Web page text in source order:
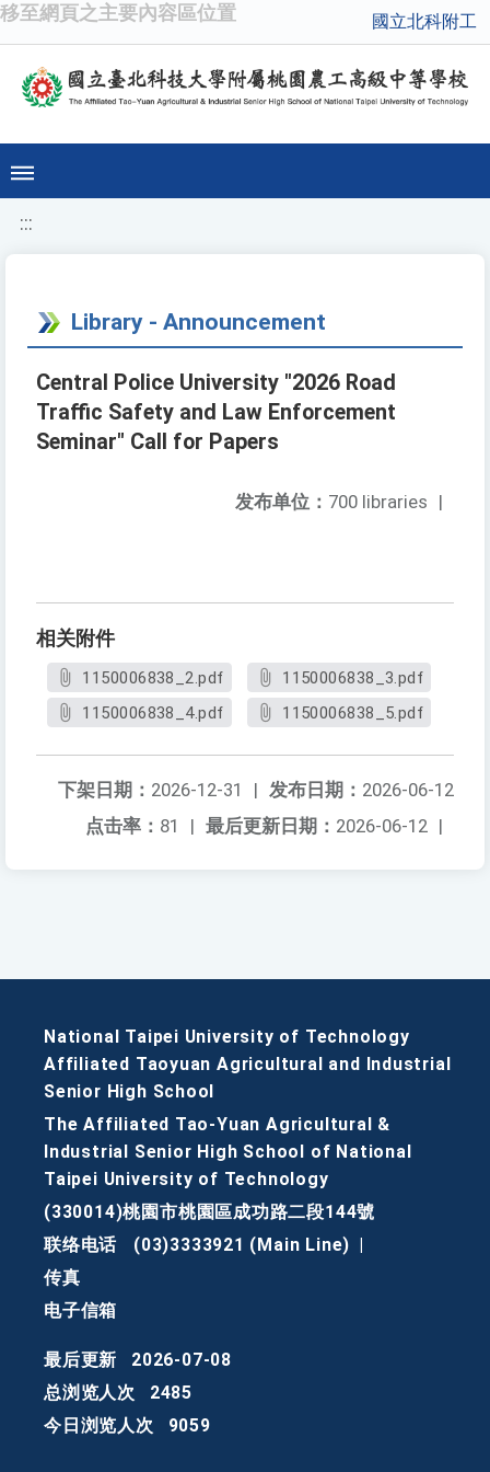
移至網頁之主要內容區位置 國立北科附工
:::
Library - Announcement
Central Police University "2026 Road
Traffic Safety and Law Enforcement
Seminar" Call for Papers
发布单位： 700 libraries |
相关附件
1150006838_2.pdf
1150006838_3.pdf
1150006838_4.pdf
1150006838_5.pdf
发布日期： 2026-06-12
下架日期： 2026-12-31
|
最后更新日期： 2026-06-12 |
点击率： 81 |
National Taipei University of Technology
Affiliated Taoyuan Agricultural and Industrial
Senior High School
The Affiliated Tao-Yuan Agricultural &
Industrial Senior High School of National
Taipei University of Technology
(330014)桃園市桃園區成功路二段144號
联络电话
(03)3333921 (Main Line)
传真
电子信箱
最后更新
2026-07-08
总浏览人次
2485
今日浏览人次
9059